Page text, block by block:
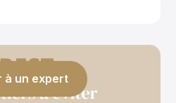
à un expert